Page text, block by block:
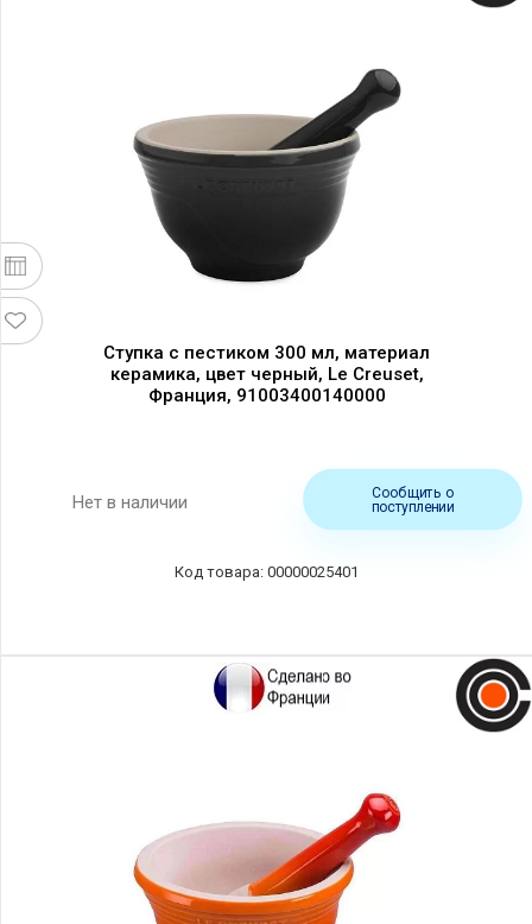
Ступка с пестиком 300 мл, материал
керамика, цвет черный, Le Creuset,
Франция, 91003400140000
Нет в наличии
Сообщить о
поступлении
00000025401